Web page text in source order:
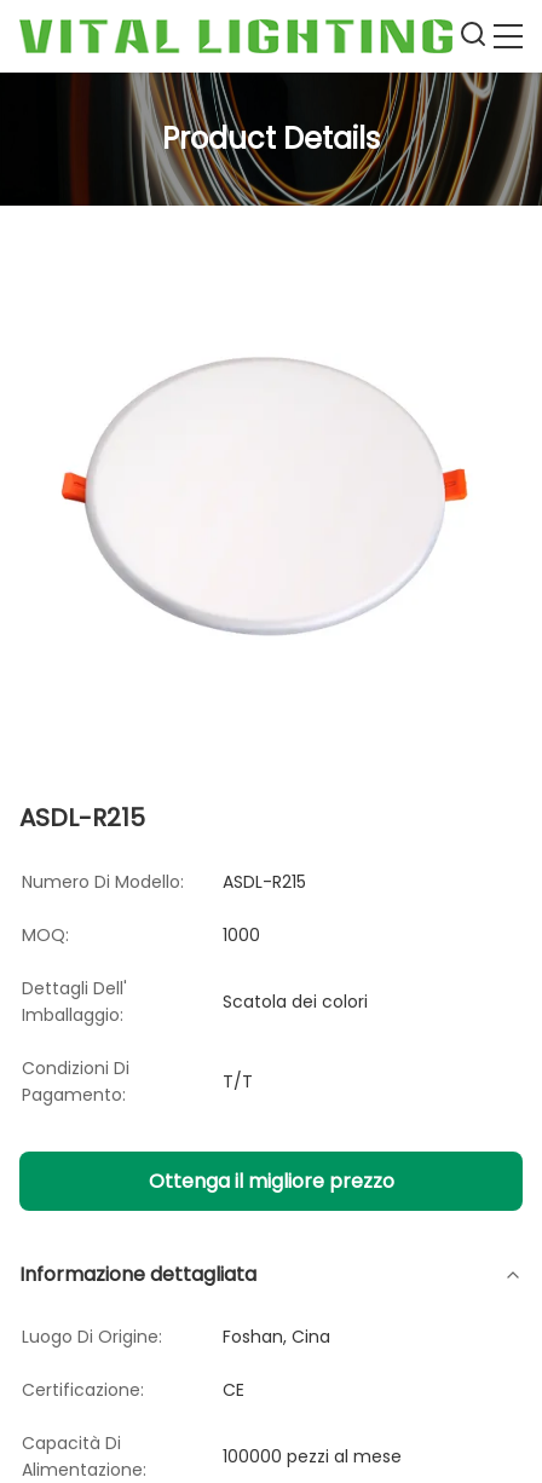
Product Details
ASDL-R215
Numero Di Modello: ASDL-R215
MOQ: 1000
Dettagli Dell'
Imballaggio:
Scatola dei colori
Condizioni Di
Pagamento:
T/T
Ottenga il migliore prezzo
Informazione dettagliata
Luogo Di Origine: Foshan, Cina
Certificazione: CE
Capacità Di
Alimentazione:
100000 pezzi al mese